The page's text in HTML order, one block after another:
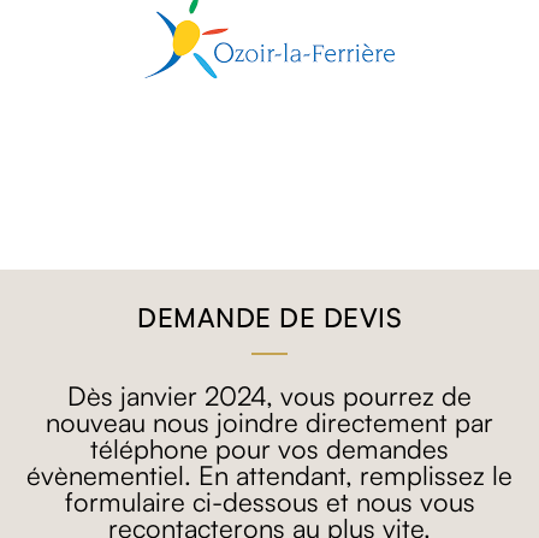
DEMANDE DE DEVIS
Dès janvier 2024, vous pourrez de
nouveau nous joindre directement par
téléphone pour vos demandes
évènementiel. En attendant, remplissez le
formulaire ci-dessous et nous vous
recontacterons au plus vite.